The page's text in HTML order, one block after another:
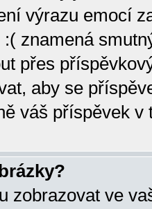
výrazu emocí
znamená
přes
aby se
váš příspěvek v
zobrazovat ve